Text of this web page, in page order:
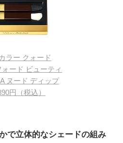
ラー クォード
ォード ビューティ
ヌード ディップ
円（税込）
で立体的なシェードの組み